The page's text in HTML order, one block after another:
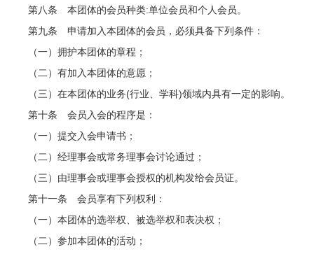
第八条 本团体的会员种类:单位会员和个人会员。
第九条 申请加入本团体的会员，必须具备下列条件：
（一）拥护本团体的章程；
（二）有加入本团体的意愿；
（三）在本团体的业务(行业、学科)领域内具有一定的影响。
第十条 会员入会的程序是：
（一）提交入会申请书；
（二）经理事会或常务理事会讨论通过；
（三）由理事会或理事会授权的机构发给会员证。
第十一条 会员享有下列权利：
（一）本团体的选举权、被选举权和表决权；
（二）参加本团体的活动；